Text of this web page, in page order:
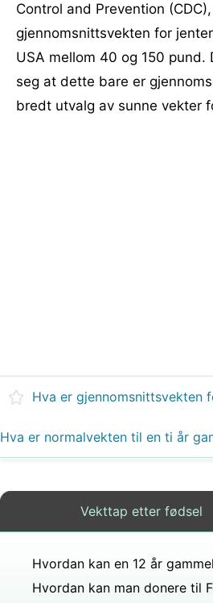
Control and Prevention
gjennomsnittsvekten for
USA mellom 40 og 150 pund.
seg at dette bare er
bredt utvalg av sunne vekter
Vekttap etter fødsel